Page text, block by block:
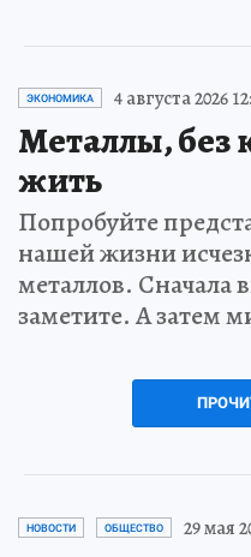
ЭКОНОМИКА 4 августа 2026
Металлы, без
жить
Попробуйте
нашей жизни
металлов. Сначала
заметите. А затем
НОВОСТИ ОБЩЕСТВО 29 мая